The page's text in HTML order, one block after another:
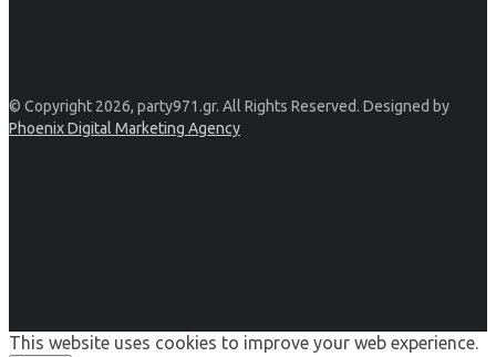
© Copyright 2026, party971.gr. All Rights Reserved. Designed by
Phoenix Digital Marketing Agency
This website uses cookies to improve your web experience.